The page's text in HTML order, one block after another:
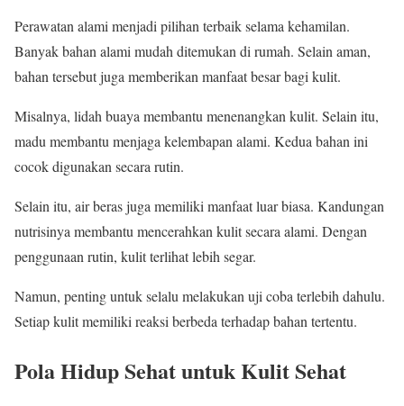
Perawatan alami menjadi pilihan terbaik selama kehamilan.
Banyak bahan alami mudah ditemukan di rumah. Selain aman,
bahan tersebut juga memberikan manfaat besar bagi kulit.
Misalnya, lidah buaya membantu menenangkan kulit. Selain itu,
madu membantu menjaga kelembapan alami. Kedua bahan ini
cocok digunakan secara rutin.
Selain itu, air beras juga memiliki manfaat luar biasa. Kandungan
nutrisinya membantu mencerahkan kulit secara alami. Dengan
penggunaan rutin, kulit terlihat lebih segar.
Namun, penting untuk selalu melakukan uji coba terlebih dahulu.
Setiap kulit memiliki reaksi berbeda terhadap bahan tertentu.
Pola Hidup Sehat untuk Kulit Sehat